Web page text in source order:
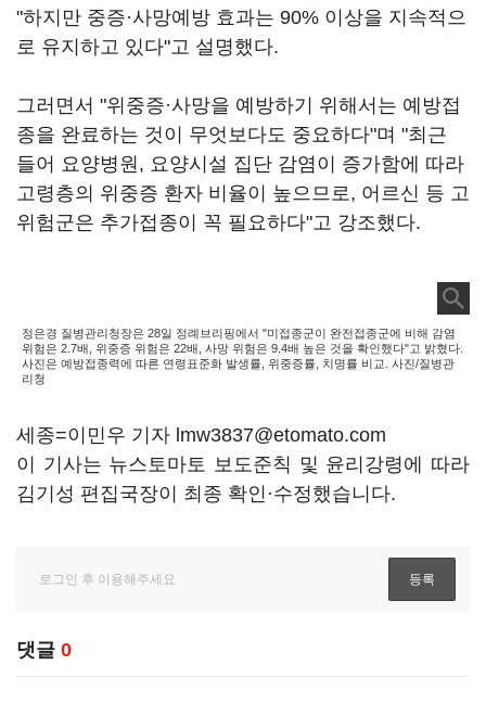
"하지만 중증·사망예방 효과는 90% 이상을 지속적으
로 유지하고 있다"고 설명했다.
그러면서 "위중증·사망을 예방하기 위해서는 예방접
종을 완료하는 것이 무엇보다도 중요하다"며 "최근
들어 요양병원, 요양시설 집단 감염이 증가함에 따라
고령층의 위중증 환자 비율이 높으므로, 어르신 등 고
위험군은 추가접종이 꼭 필요하다"고 강조했다.
정은경 질병관리청장은 28일 정례브리핑에서 "미접종군이 완전접종군에 비해 감염
위험은 2.7배, 위중증 위험은 22배, 사망 위험은 9.4배 높은 것을 확인했다"고 밝혔다.
사진은 예방접종력에 따른 연령표준화 발생률, 위중증률, 치명률 비교. 사진/질병관
리청
세종=이민우 기자 lmw3837@etomato.com
이 기사는 뉴스토마토 보도준칙 및 윤리강령에 따라
김기성 편집국장이 최종 확인·수정했습니다.
댓글 0